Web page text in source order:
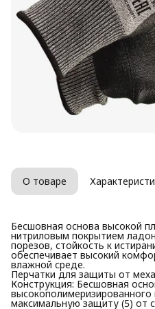
О товаре
Бесшовная основа высокой
нитриловым покрытием
порезов, стойкость к
обеспечивает высокий
влажной среде.
Перчатки для защиты от
Конструкция: Бесшовная
максимальную защиту (5) от